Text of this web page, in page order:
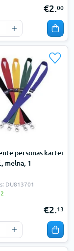
€2.00
personas kartei
melna, 1
DU813701
€2.13